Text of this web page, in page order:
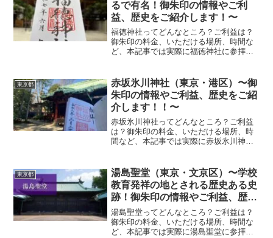
るで有名！御朱印の情報やご利
益、歴史をご紹介します！〜
福徳神社ってどんなところ？ご利益は？
御朱印の料金、いただける場所、時間な
ど、本記事では実際に福徳神社に参拝し
神社は、貞観年間（9世紀）にはすでに鎮
座していたと伝わる由...
東京都
赤坂氷川神社（東京・港区）〜御
朱印の情報やご利益、歴史をご紹
介します！！〜
赤坂氷川神社ってどんなところ？ご利益
は？御朱印の料金、いただける場所、時
間など、本記事では実際に赤坂氷川神社
東京都
湯島聖堂（東京・文京区）〜学校
教育発祥の地とされる歴史ある史
跡！御朱印の情報やご利益、歴史
をご紹介します！〜
湯島聖堂ってどんなところ？ご利益は？
御朱印の料金、いただける場所、時間な
ど、本記事では実際に湯島聖堂に参拝し